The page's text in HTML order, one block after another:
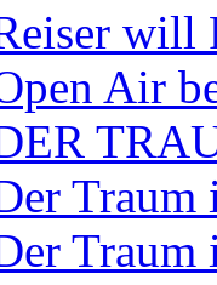
will
Air
Traum
Traum